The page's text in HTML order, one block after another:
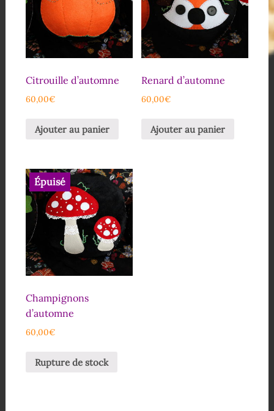
Citrouille d’automne
60,00€
Ajouter au panier
Renard d’automne
60,00€
Ajouter au panier
Épuisé
Champignons
d’automne
60,00€
Rupture de stock